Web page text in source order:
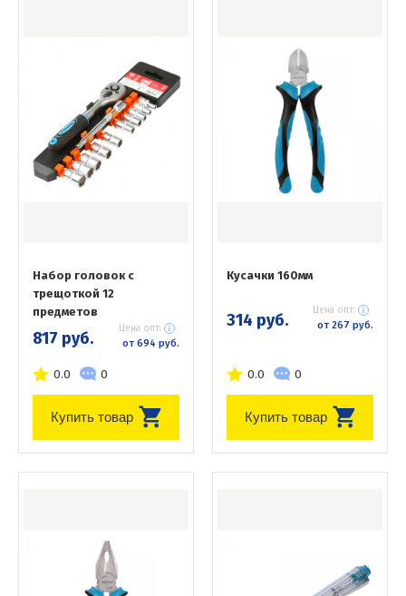
Набор головок с
трещоткой 12
предметов
817 руб. Цена опт:
от 694 руб.
0.0 0
Купить товар
Кусачки 160мм
314 руб. Цена опт:
от 267 руб.
0.0 0
Купить товар